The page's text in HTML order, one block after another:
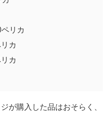
リカ
カ
カ
が購入した品はおそらく、